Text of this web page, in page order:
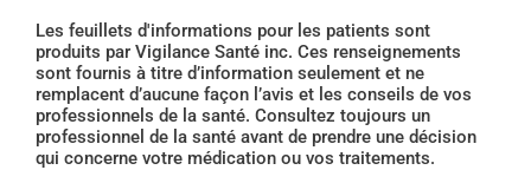
Les feuillets d'informations pour les patients sont
produits par Vigilance Santé inc. Ces renseignements
sont fournis à titre d’information seulement et ne
remplacent d’aucune façon l’avis et les conseils de vos
professionnels de la santé. Consultez toujours un
professionnel de la santé avant de prendre une décision
qui concerne votre médication ou vos traitements.